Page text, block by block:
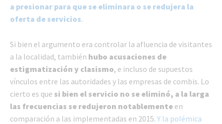
a presionar para que se eliminara o se redujera la
oferta de servicios.
Si bien el argumento era controlar la afluencia de visitantes
a la localidad, también hubo acusaciones de
estigmatización y clasismo, e incluso de supuestos
vínculos entre las autoridades y las empresas de combis. Lo
cierto es que si bien el servicio no se eliminó, a la larga
las frecuencias se redujeron notablemente en
comparación a las implementadas en 2015. Y la polémica